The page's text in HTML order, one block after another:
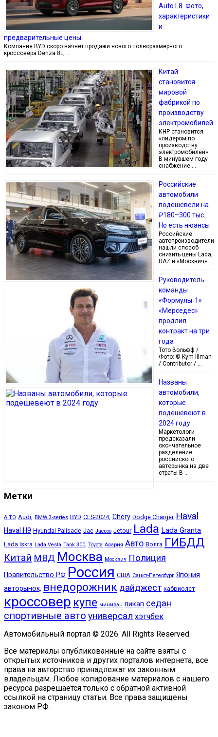
Auto L8. Фото,
характеристики
и
предварительные цены
Компания BYD скоро начнет продажи нового полноразмерного
кроссовера Denza 8L, …
Китай
становится
мировой
фабрикой по
производству
электромобилей
КНР становится
«лидером по
производству
электромобилей».
В минувшем году
снабжение …
Российские
автомобили
подешевели на
₽180–300 тыс.
Но есть нюансы
Российские
автопроизводители
нашли способ
снизить цены Lada,
UAZ и «Москвич» …
Руководитель
команды
«Формулы‑1»
«Мерседес»
продлил
контракт на три
года
Тото Вольфф /
Фото: © Kym Illman
/ Contributor / …
Названы
автомобили,
которые
подешевеют в
2024 году
Маркетологи
предсказали
окончательное
разделение
российского
авторынка на две
страты В …
Метки
AITO Audi, BMW 3-series BYD CES-2024, Chery Dodge Charger Haval
Haval H9 Hyundai Palisade Jac Jaecoo Jetour Lada Lada Granta
Lada Iskra Lada Vesta Tank 300, Toyota Авария Авто Волга ГИБДД
Китай МВД Москва Москвич Полиция
Правительство РФ Россия США Санкт-Петербург Япония
авторынок, внедорожник дайджест кабриолет
кроссовер купе минивэн пикап седан
спортивные авто универсал хэтчбек
Автомобильный портал © 2026. All Rights Reserved.
Все материалы опубликованные на сайте взяты с
открытых источников и других порталов интернета, все
права на авторство принадлежат их законным
владельцам. Любое копирование материалов с нашего
ресурса разрешается только с обратной активной
ссылкой на страницу статьи. Все права защищены
законом РФ.